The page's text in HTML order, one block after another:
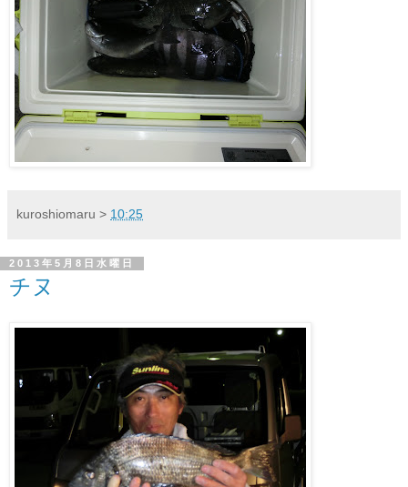
kuroshiomaru > 10:25
2013年5月8日水曜日
チヌ